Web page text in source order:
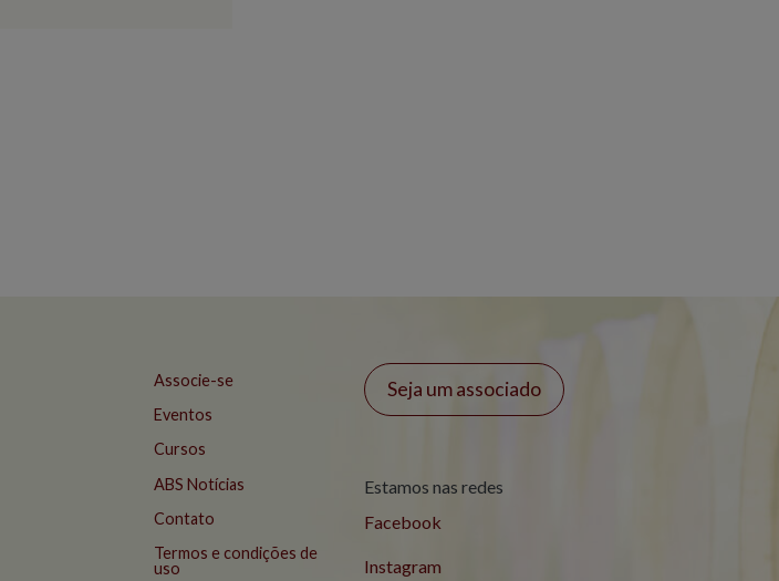
Associe-se
Eventos
Cursos
ABS Notícias
Contato
Termos e condições de
uso
Seja um associado
Estamos nas redes
Facebook
Instagram